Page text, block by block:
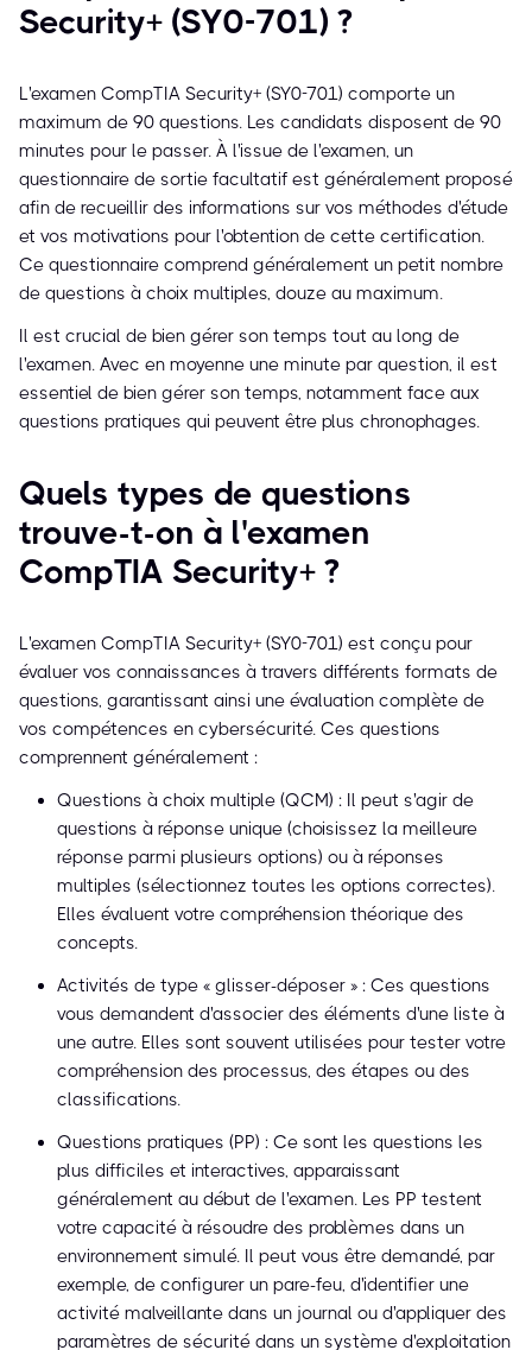
Security+ (SY0-701) ?
L'examen CompTIA Security+ (SY0-701) comporte un
maximum de 90 questions. Les candidats disposent de 90
minutes pour le passer. À l'issue de l'examen, un
questionnaire de sortie facultatif est généralement proposé
afin de recueillir des informations sur vos méthodes d'étude
et vos motivations pour l'obtention de cette certification.
Ce questionnaire comprend généralement un petit nombre
de questions à choix multiples, douze au maximum.
Il est crucial de bien gérer son temps tout au long de
l'examen. Avec en moyenne une minute par question, il est
essentiel de bien gérer son temps, notamment face aux
questions pratiques qui peuvent être plus chronophages.
Quels types de questions
trouve-t-on à l'examen
CompTIA Security+ ?
L'examen CompTIA Security+ (SY0-701) est conçu pour
évaluer vos connaissances à travers différents formats de
questions, garantissant ainsi une évaluation complète de
vos compétences en cybersécurité. Ces questions
comprennent généralement :
Questions à choix multiple (QCM) : Il peut s'agir de
questions à réponse unique (choisissez la meilleure
réponse parmi plusieurs options) ou à réponses
multiples (sélectionnez toutes les options correctes).
Elles évaluent votre compréhension théorique des
concepts.
Activités de type « glisser-déposer » : Ces questions
vous demandent d'associer des éléments d'une liste à
une autre. Elles sont souvent utilisées pour tester votre
compréhension des processus, des étapes ou des
classifications.
Questions pratiques (PP) : Ce sont les questions les
plus difficiles et interactives, apparaissant
généralement au début de l'examen. Les PP testent
votre capacité à résoudre des problèmes dans un
environnement simulé. Il peut vous être demandé, par
exemple, de configurer un pare-feu, d'identifier une
activité malveillante dans un journal ou d'appliquer des
paramètres de sécurité dans un système d'exploitation